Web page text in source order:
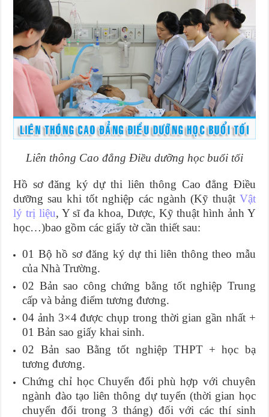
Liên thông Cao đẳng Điều dưỡng học buổi tối
Hồ sơ đăng ký dự thi liên thông Cao đẳng Điều
dưỡng sau khi tốt nghiệp các ngành (Kỹ thuật Vật
lý trị liệu, Y sĩ đa khoa, Dược, Kỹ thuật hình ảnh Y
học…)bao gồm các giấy tờ cần thiết sau:
01 Bộ hồ sơ đăng ký dự thi liên thông theo mẫu
của Nhà Trường.
02 Bản sao công chứng bằng tốt nghiệp Trung
cấp và bảng điểm tương đương.
04 ảnh 3×4 được chụp trong thời gian gần nhất +
01 Bản sao giấy khai sinh.
02 Bản sao Bằng tốt nghiệp THPT + học bạ
tương đương.
Chứng chỉ học Chuyển đổi phù hợp với chuyên
ngành đào tạo liên thông dự tuyển (thời gian học
chuyển đổi trong 3 tháng) đối với các thí sinh